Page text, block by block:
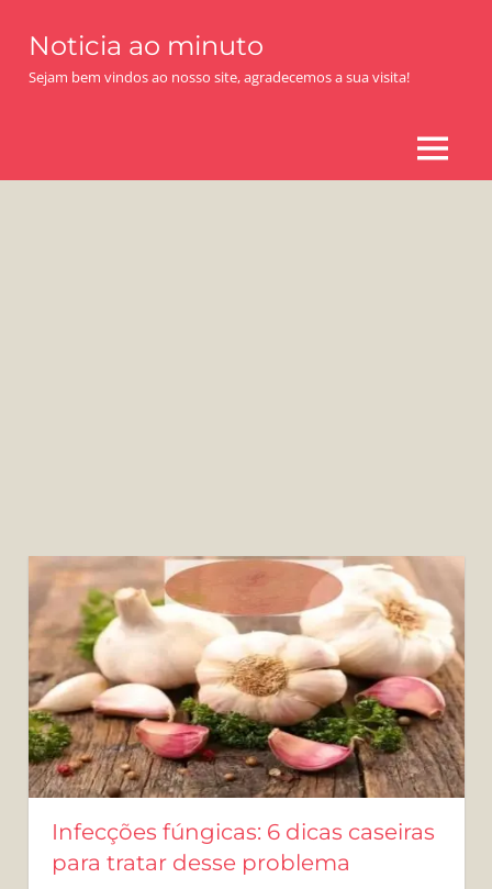
content
Noticia ao minuto
Sejam bem vindos ao nosso site, agradecemos a sua visita!
MENU
Infecções fúngicas: 6 dicas caseiras
para tratar desse problema